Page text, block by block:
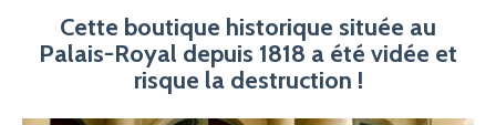
Cette boutique historique située au
Palais-Royal depuis 1818 a été vidée et
risque la destruction !